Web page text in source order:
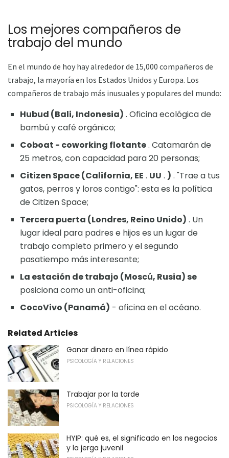
Los mejores compañeros de
trabajo del mundo
En el mundo de hoy hay alrededor de 15,000 compañeros de
trabajo, la mayoría en los Estados Unidos y Europa. Los
compañeros de trabajo más inusuales y populares del mundo:
Hubud (Bali, Indonesia) . Oficina ecológica de
bambú y café orgánico;
Coboat - coworking flotante. Catamarán de
25 metros, con capacidad para 20 personas;
Citizen Space (California, EE . UU . ) . "Trae a tus
gatos, perros y loros contigo": esta es la política
de Citizen Space;
Tercera puerta (Londres, Reino Unido) . Un
lugar ideal para padres e hijos es un lugar de
trabajo completo primero y el segundo
pasatiempo más interesante;
La estación de trabajo (Moscú, Rusia) se
posiciona como un anti-oficina;
CocoVivo (Panamá) - oficina en el océano.
Related Articles
Ganar dinero en línea rápido
PSICOLOGÍA Y RELACIONES
Trabajar por la tarde
PSICOLOGÍA Y RELACIONES
HYIP: qué es, el significado en los negocios
y la jerga juvenil